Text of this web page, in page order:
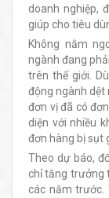
doanh nghiệp,
giúp cho tiêu
Không nằm
ngành đang
trên thế giới.
động ngành dệt
đơn vị đã có
diện với nhiều
đơn hàng bị sụt
Theo dự báo,
chỉ tăng trưởng
các năm trước.